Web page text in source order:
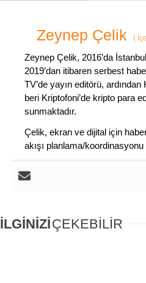
Zeynep Çelik (
Zeynep Çelik, 2016’da
2019’dan itibaren serbest
TV’de yayın editörü,
beri Kriptofoni’de kripto para
sunmaktadır.
Çelik, ekran ve dijital için
akışı planlama/
İLGİNİZİÇEKEBİLİR